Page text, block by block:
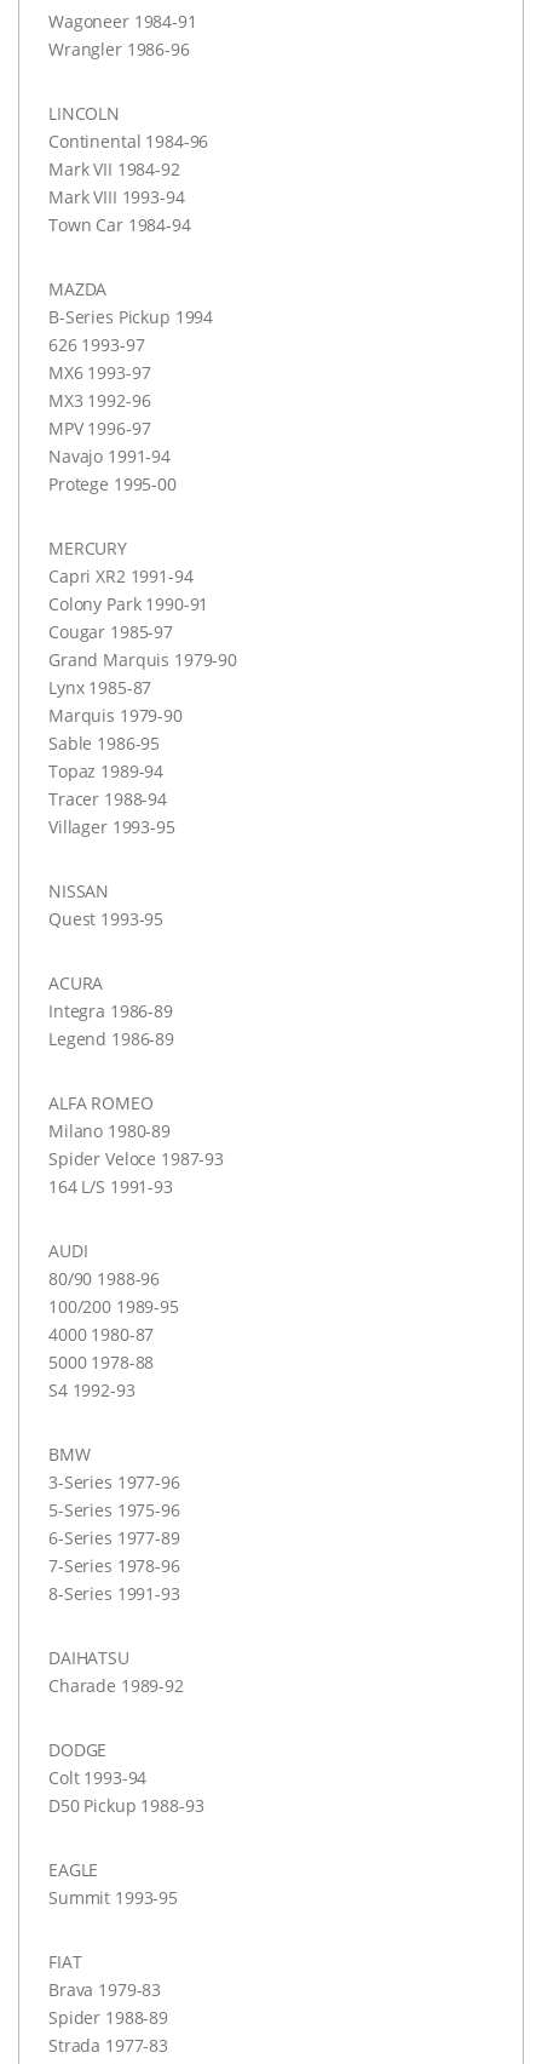
Wagoneer 1984-91
Wrangler 1986-96
LINCOLN
Continental 1984-96
MarkVII 1984-92
MarkVIII 1993-94
Town Car 1984-94
MAZDA
B-Series Pickup 1994
626 1993-97
MX6 1993-97
MX3 1992-96
MPV1996-97
Navajo 1991-94
Protege 1995-00
MERCURY
Capri XR2 1991-94
Colony Park 1990-91
Cougar 1985-97
Grand Marquis 1979-90
Lynx 1985-87
Marquis 1979-90
Sable 1986-95
Topaz 1989-94
Tracer 1988-94
Villager 1993-95
NISSAN
Quest 1993-95
ACURA
Integra 1986-89
Legend 1986-89
ALFA ROMEO
Milano 1980-89
Spider Veloce 1987-93
164 L/S 1991-93
AUDI
80/90 1988-96
100/200 1989-95
4000 1980-87
5000 1978-88
S4 1992-93
BMW
3-Series 1977-96
5-Series 1975-96
6-Series 1977-89
7-Series 1978-96
8-Series 1991-93
DAIHATSU
Charade 1989-92
DODGE
Colt 1993-94
D50 Pickup 1988-93
EAGLE
Summit 1993-95
FIAT
Brava 1979-83
Spider 1988-89
Strada 1977-83